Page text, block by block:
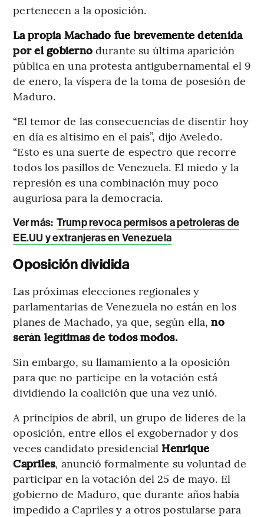
pertenecen a la oposición.
La propia Machado fue brevemente detenida
por el gobierno durante su última aparición
pública en una protesta antigubernamental el 9
de enero, la víspera de la toma de posesión de
Maduro.
“El temor de las consecuencias de disentir hoy
en día es altísimo en el país”, dijo Aveledo.
“Esto es una suerte de espectro que recorre
todos los pasillos de Venezuela. El miedo y la
represión es una combinación muy poco
auguriosa para la democracia.
Ver más: Trump revoca permisos a petroleras de
EE.UU y extranjeras en Venezuela
Oposición dividida
Las próximas elecciones regionales y
parlamentarias de Venezuela no están en los
planes de Machado, ya que, según ella,no
serán legítimas de todos modos.
Sin embargo, su llamamiento a la oposición
para que no participe en la votación está
dividiendo la coalición que una vez unió.
A principios de abril, un grupo de líderes de la
oposición, entre ellos el exgobernador y dos
veces candidato presidencial Henrique
Capriles, anunció formalmente su voluntad de
participar en la votación del 25 de mayo. El
gobierno de Maduro, que durante años había
impedido a Capriles y a otros postularse para